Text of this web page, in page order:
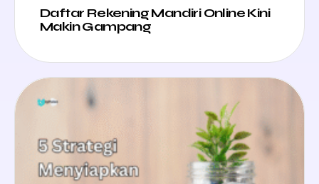
Daftar Rekening Mandiri Online Kini
Makin Gampang